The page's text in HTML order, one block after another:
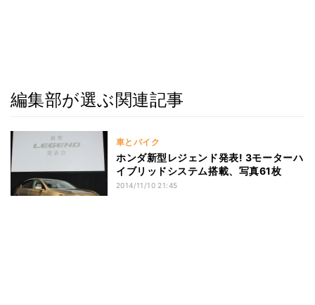
編集部が選ぶ関連記事
車とバイク
ホンダ新型レジェンド発表! 3モーターハ
イブリッドシステム搭載、写真61枚
2014/11/10 21:45